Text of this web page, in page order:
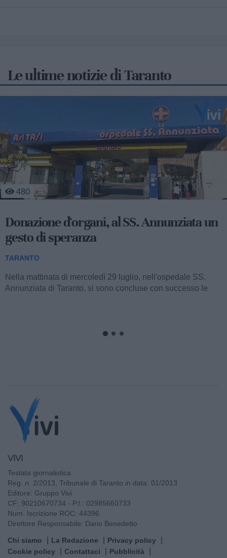
Le ultime notizie di Taranto
531
Agricoltura, a Massafra si coltiva
l'innovazione del CSR
TARANTO
Nella sede operativa del Consorzio Global Fresh
Fruit (collocata al km 640+400 della Strada Statale 7 Appia,
VIVI
Testata giornalistica
Reg. n. 2/2013, Tribunale di Taranto in data: 01/2013
Editore: Gruppo Vivi
CF: 90210670734 - P.I.: 02985660733
Num. Iscrizione ROC: 44396
Direttore Responsabile: Dario Benedetto
Chi siamo La Redazione
Privacy policy
Cookie policy
Contattaci Pubblicità